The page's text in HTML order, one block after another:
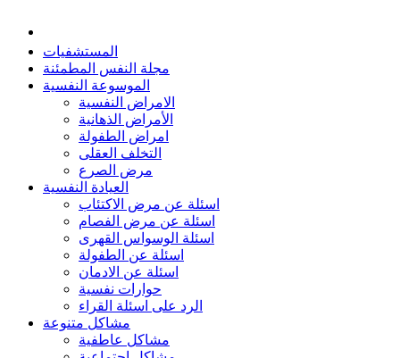
المستشفيات
مجلة النفس المطمئنة
الموسوعة النفسية
الامراض النفسية
الأمراض الذهانية
امراض الطفولة
التخلف العقلى
مرض الصرع
العيادة النفسية
اسئلة عن مرض الاكتئاب
اسئلة عن مرض الفصام
اسئلة الوسواس القهرى
اسئلة عن الطفولة
اسئلة عن الادمان
حوارات نفسية
الرد على اسئلة القراء
مشاكل متنوعة
مشاكل عاطفية